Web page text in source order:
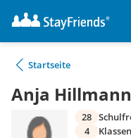
Startseite
Anja Hillmann
28
4